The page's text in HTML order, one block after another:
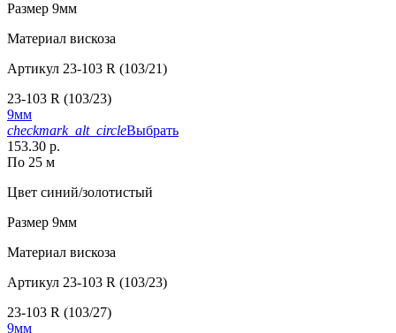
Размер 9мм
Материал вискоза
Артикул 23-103 R (103/21)
23-103 R (103/23)
9мм
checkmark_alt_circleВыбрать
153.30 р.
По 25 м
Цвет синий/золотистый
Размер 9мм
Материал вискоза
Артикул 23-103 R (103/23)
23-103 R (103/27)
9мм